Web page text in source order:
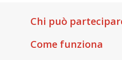
Chi può
Come funziona